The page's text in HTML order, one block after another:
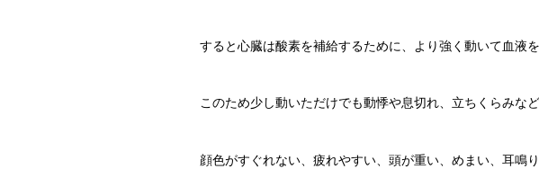
すると心臓は酸素を補給するために、より強く動いて血液を
このため少し動いただけでも動悸や息切れ、立ちくらみな
顔色がすぐれない、疲れやすい、頭が重い、めまい、耳鳴